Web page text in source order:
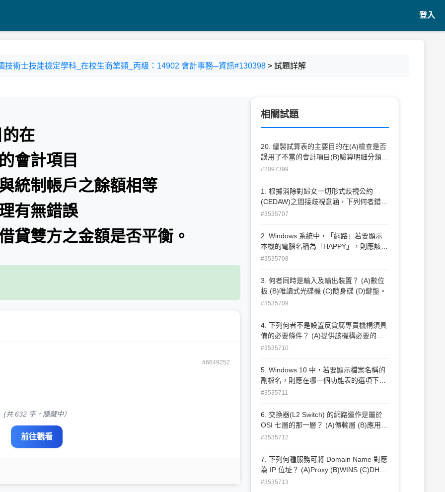
登入
技術士技能檢定學科_在校生商業類_丙級：14902 會計事務─資訊#130398 > 試題詳解
在
會計項目
統制帳戶之餘額相等
有無錯誤
貸雙方之金額是否平衡。
#6649252
(共 632 字，隱藏中）
前往觀看
相關試題
20. 編製試算表的主要目的在(A)檢查是否
誤用了不當的會計項目(B)驗算明細分類帳
是否與統制帳戶之餘 額相等(C)驗算總分
視所採用之會計處理有無錯誤。
#2097399
1. 根據消除對婦女一切形式歧視公約
(CEDAW)之間接歧視意涵，下列何者錯
誤？ (A)一項法律、政策、方案或措施表
卻產生歧視女性的效果 (B)如果未正視歧
視之結構和歷史模式，及忽略男女權力關
何情況下，只要以相同方式對待男性和女
性，就能避免間接歧視之產生。
#3535707
2. Windows 系統中，「網路」若要顯示
本機的電腦名稱為「HAPPY」，則應該在
哪一功能選項去設定？ (A)電腦說明 (B)工
#3535708
3. 何者同時是輸入及輸出裝置？ (A)數位
板 (B)唯讀式光碟機 (C)隨身碟 (D)鍵盤。
#3535709
4. 下列何者不是設置反貪腐專責機構須具
備的必要條件？ (A)提供該機構必要的資
源、專職工作人員及必要培訓 (B)賦予該
員行使職權不會受到不當干預 (D)賦予該
機構的工作人員有權力可隨時逮捕貪污嫌
#3535710
5. Windows 10 中，若要顯示檔案名稱的
副檔名，則應在哪一個功能表的選項下設
定之？ (A)開啟控制台/系統及安全/檢視
啟控制台/組合管理/檢視 (D)開啟控制台/
系統內容/檢視。
#3535711
6. 交換器(L2 Switch) 的網路運作是屬於
OSI 七層的那一層？ (A)傳輸層 (B)應用層
(C)實體層 (D)資料鏈結層。
#3535712
7. 下列何種服務可將 Domain Name 對應
為 IP 位址？ (A)Proxy (B)WINS (C)DHCP
(D)DNS。
#3535713